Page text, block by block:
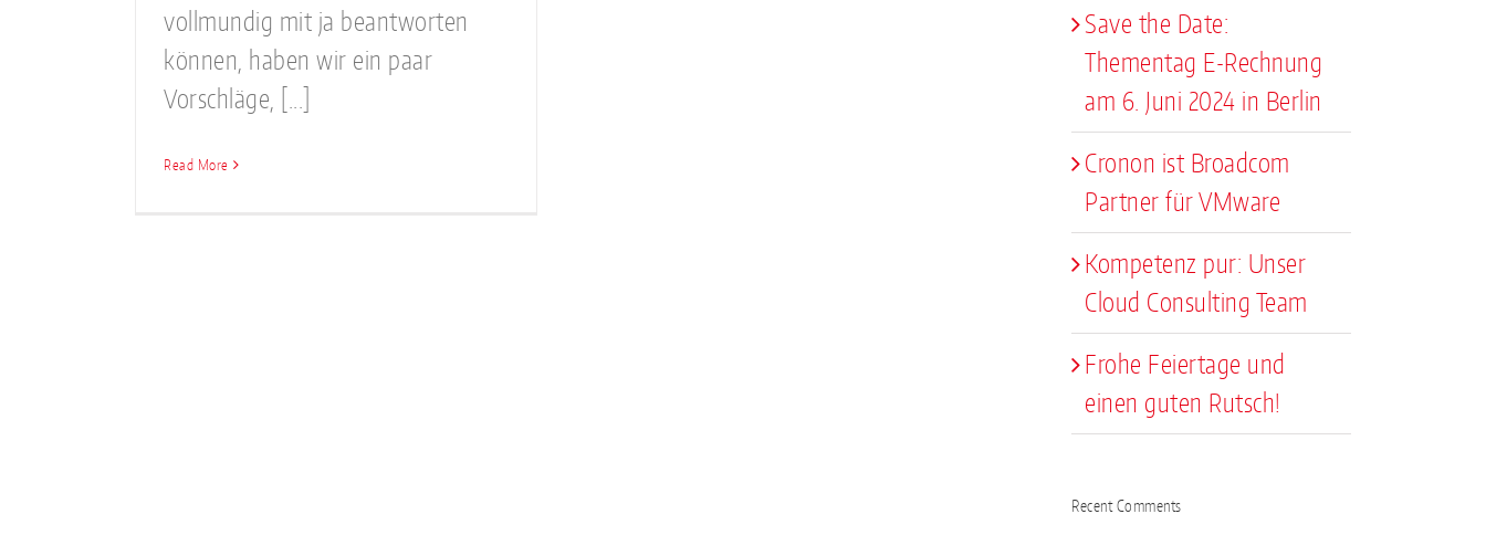
vollmundig mit ja beantworten
können, haben wir ein paar
Vorschläge, [...]
Read More
Save the Date:
Thementag E-Rechnung
am 6. Juni 2024 in Berlin
Cronon ist Broadcom
Partner für VMware
Kompetenz pur: Unser
Cloud Consulting Team
Frohe Feiertage und
einen guten Rutsch!
Recent Comments